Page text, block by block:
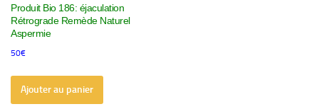
Produit Bio 186: éjaculation
Rétrograde Remède Naturel
Aspermie
50€
Ajouter au panier